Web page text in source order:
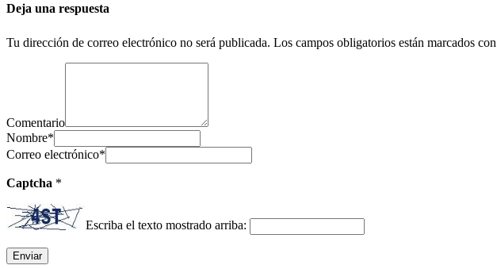
Deja una respuesta
Tu dirección de correo electrónico no será publicada. Los campos obligatorios están marcados con
Comentario
Nombre*
Correo electrónico*
Captcha *
Escriba el texto mostrado arriba: